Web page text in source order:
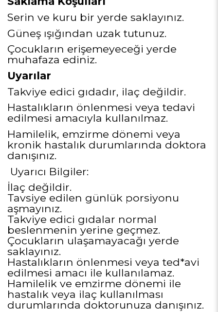
Serin ve kuru bir yerde saklayınız.
Güneş ışığından uzak tutunuz.
Çocukların erişemeyeceği yerde
muhafaza ediniz.
Uyarılar
Takviye edici gıdadır, ilaç değildir.
Hastalıkların önlenmesi veya tedavi
edilmesi amacıyla kullanılmaz.
Hamilelik, emzirme dönemi veya
kronik hastalık durumlarında doktora
danışınız.
Uyarıcı Bilgiler:
İlaç değildir.
Tavsiye edilen günlük porsiyonu
aşmayınız.
Takviye edici gıdalar normal
beslenmenin yerine geçmez.
Çocukların ulaşamayacağı yerde
saklayınız.
Hastalıkların önlenmesi veya ted*avi
edilmesi amacı ile kullanılamaz.
Hamilelik ve emzirme dönemi ile
hastalık veya ilaç kullanılması
durumlarında doktorunuza danışınız.